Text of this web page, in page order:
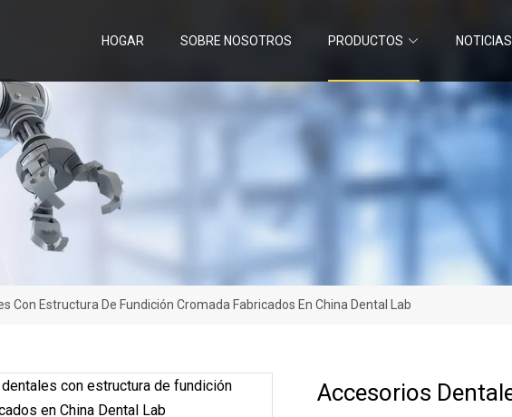
HOGAR SOBRE NOSOTROS PRODUCTOS NOTICIAS
Con Estructura De Fundición Cromada Fabricados En China Dental Lab
Accesorios